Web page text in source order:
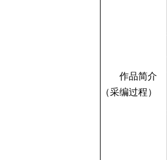
作品简介
（采编过程）